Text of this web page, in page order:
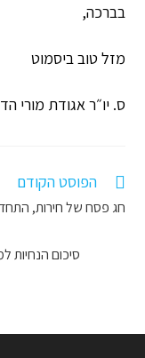
בברכה,
מזל טוב ביסמוט
ס. יו״ר אגודת מורי
Read
articles
הפוסט הקודם
חג פסח של חירות,
סיכום הנחיות